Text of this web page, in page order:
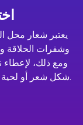
يعتبر شعار محل
وشفرات الحلاقة
ومع ذلك، لإعطاء
شكل شعر أو لحية يمكنها أيضًا التحدث نيابة عن علامتك التجارية.